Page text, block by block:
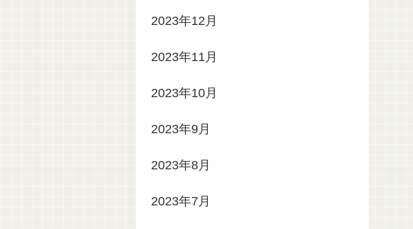
2023年12月
2023年11月
2023年10月
2023年9月
2023年8月
2023年7月